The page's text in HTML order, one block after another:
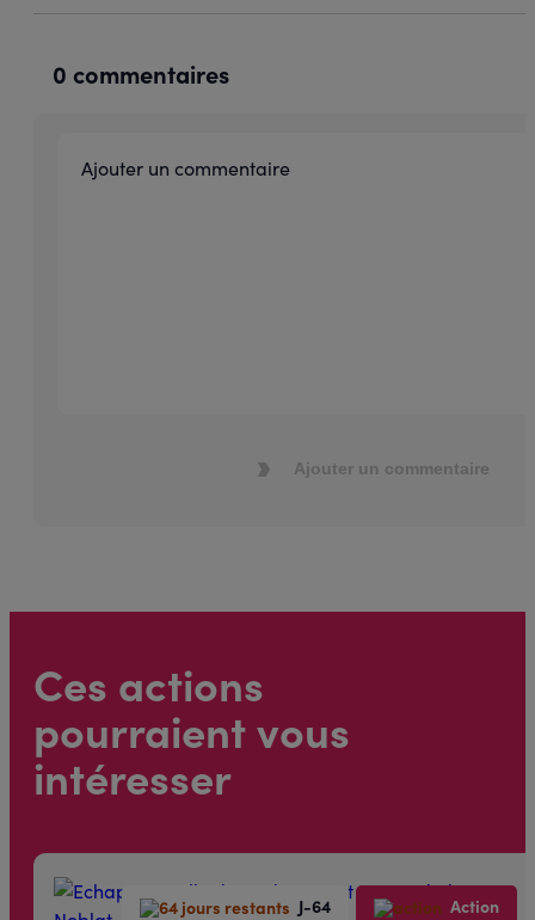
0 commentaires
Ajouter un commentaire
Ces actions
pourraient vous
intéresser
J-64 Action